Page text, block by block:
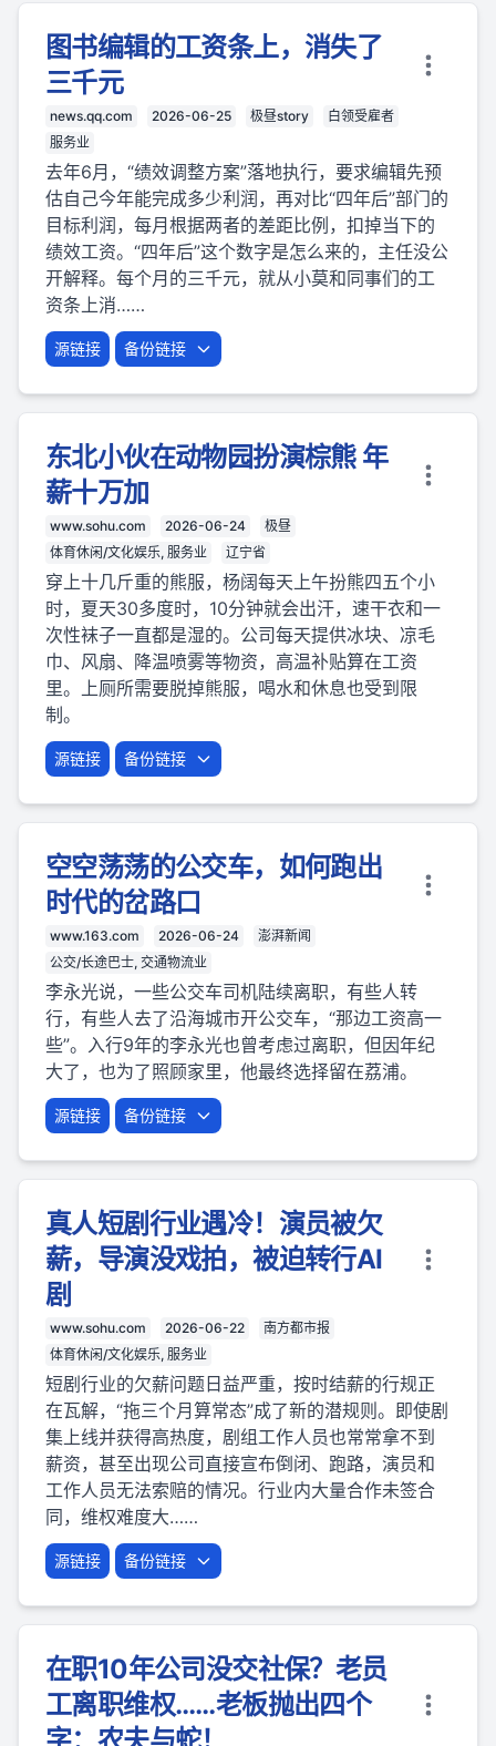
图书编辑的工资条上，消失了
三千元
news.qq.com 2026-06-25 极昼story
白领受雇者
服务业
去年6月，“绩效调整方案”落地执行，要求编辑先预
估自己今年能完成多少利润，再对比“四年后”部门的
目标利润，每月根据两者的差距比例，扣掉当下的
绩效工资。“四年后”这个数字是怎么来的，主任没公
开解释。每个月的三千元，就从小莫和同事们的工
资条上消……
源链接 备份链接
东北小伙在动物园扮演棕熊 年
薪十万加
www.sohu.com 2026-06-24
极昼
体育休闲/文化娱乐, 服务业
辽宁省
穿上十几斤重的熊服，杨阔每天上午扮熊四五个小
时，夏天30多度时，10分钟就会出汗，速干衣和一
次性袜子一直都是湿的。公司每天提供冰块、凉毛
巾、风扇、降温喷雾等物资，高温补贴算在工资
里。上厕所需要脱掉熊服，喝水和休息也受到限
制。
源链接 备份链接
空空荡荡的公交车，如何跑出
时代的岔路口
www.163.com 2026-06-24
澎湃新闻
公交/长途巴士, 交通物流业
李永光说，一些公交车司机陆续离职，有些人转
行，有些人去了沿海城市开公交车，“那边工资高一
些”。入行9年的李永光也曾考虑过离职，但因年纪
大了，也为了照顾家里，他最终选择留在荔浦。
源链接 备份链接
真人短剧行业遇冷！演员被欠
薪，导演没戏拍，被迫转行AI
剧
www.sohu.com 2026-06-22
南方都市报
体育休闲/文化娱乐, 服务业
短剧行业的欠薪问题日益严重，按时结薪的行规正
在瓦解，“拖三个月算常态”成了新的潜规则。即使剧
集上线并获得高热度，剧组工作人员也常常拿不到
薪资，甚至出现公司直接宣布倒闭、跑路，演员和
工作人员无法索赔的情况。行业内大量合作未签合
同，维权难度大……
源链接 备份链接
在职10年公司没交社保？老员
工离职维权……老板抛出四个